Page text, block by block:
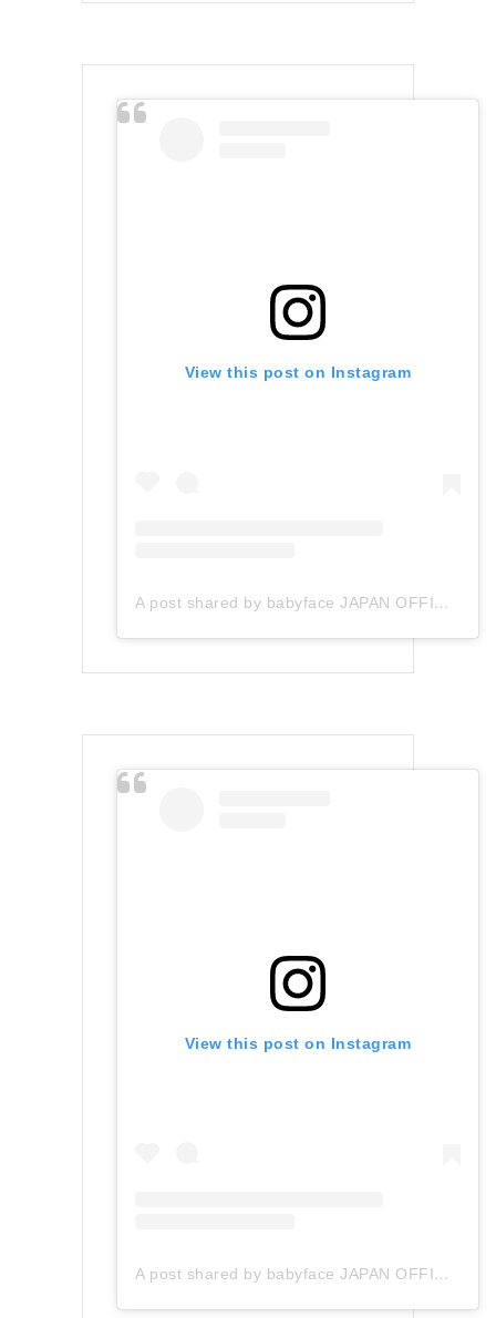
View this post on Instagram
A post shared by babyface JAPAN OFFICIAL (@babyface_japan)
View this post on Instagram
A post shared by babyface JAPAN OFFICIAL (@babyface_japan)